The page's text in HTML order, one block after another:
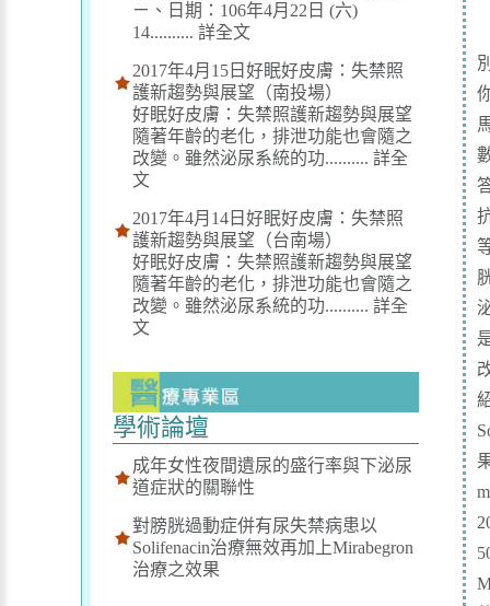
ㄧ、日期：106年4月22日 (六)
14.......... 詳全文
2017年4月15日好眠好皮膚：失禁照
護新趨勢與展望（南投場）
好眠好皮膚：失禁照護新趨勢與展望
隨著年齡的老化，排泄功能也會隨之
改變。雖然泌尿系統的功.......... 詳全
文
2017年4月14日好眠好皮膚：失禁照
護新趨勢與展望（台南場）
好眠好皮膚：失禁照護新趨勢與展望
隨著年齡的老化，排泄功能也會隨之
改變。雖然泌尿系統的功.......... 詳全
文
學術論壇
成年女性夜間遺尿的盛行率與下泌尿
道症狀的關聯性
對膀胱過動症併有尿失禁病患以
Solifenacin治療無效再加上Mirabegron
治療之效果